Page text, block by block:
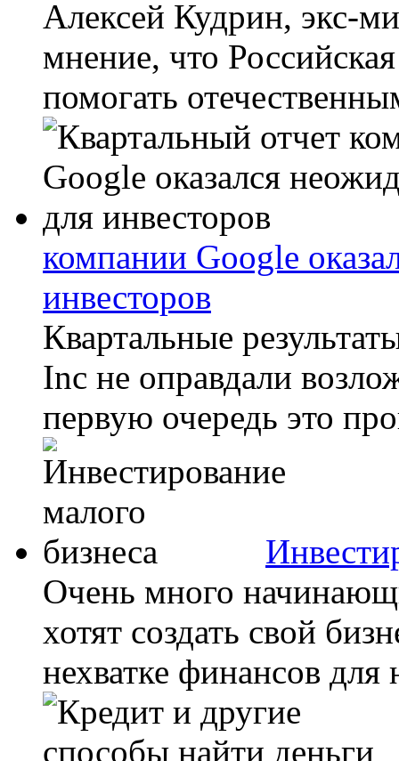
Алексей Кудрин, экс-
мнение, что
помогать
компании Google
инвесторов
Квартальные
Inc не оправдали
первую очередь это
Очень много
хотят создать свой
нехватке финансов